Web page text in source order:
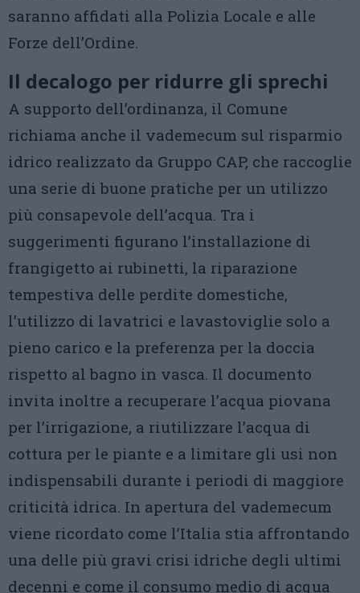
saranno affidati alla Polizia Locale e alle
Forze dell’Ordine.
Il decalogo per ridurre gli sprechi
A supporto dell’ordinanza, il Comune
richiama anche il vademecum sul risparmio
idrico realizzato da Gruppo CAP, che raccoglie
una serie di buone pratiche per un utilizzo
più consapevole dell’acqua. Tra i
suggerimenti figurano l’installazione di
frangigetto ai rubinetti, la riparazione
tempestiva delle perdite domestiche,
l’utilizzo di lavatrici e lavastoviglie solo a
pieno carico e la preferenza per la doccia
rispetto al bagno in vasca. Il documento
invita inoltre a recuperare l’acqua piovana
per l’irrigazione, a riutilizzare l’acqua di
cottura per le piante e a limitare gli usi non
indispensabili durante i periodi di maggiore
criticità idrica. In apertura del vademecum
viene ricordato come l’Italia stia affrontando
una delle più gravi crisi idriche degli ultimi
decenni e come il consumo medio di acqua